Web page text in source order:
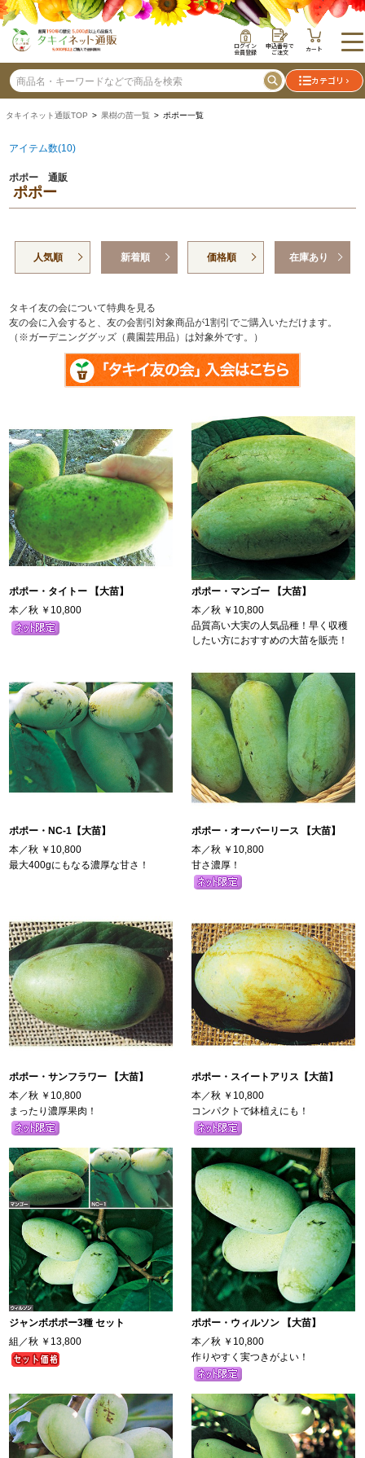
ログイン
会員登録
申込番号で
ご注文 カート
カテゴリ
タキイネット通販TOP > 果樹の苗一覧 > ポポー一覧
アイテム数(10)
ポポー 通販
ポポー
人気順 新着順 価格順 在庫あり
タキイ友の会について特典を見る
友の会に入会すると、友の会割引対象商品が1割引でご購入いただけます。
（※ガーデニンググッズ（農園芸用品）は対象外です。）
ポポー・タイトー 【大苗】
本／秋 ￥10,800
ポポー・マンゴー 【大苗】
本／秋 ￥10,800
品質高い大実の人気品種！早く収穫
したい方におすすめの大苗を販売！
ポポー・NC-1【大苗】
本／秋 ￥10,800
最大400gにもなる濃厚な甘さ！
ポポー・オーバーリース 【大苗】
本／秋 ￥10,800
甘さ濃厚！
ポポー・サンフラワー 【大苗】
本／秋 ￥10,800
まったり濃厚果肉！
ポポー・スイートアリス【大苗】
本／秋 ￥10,800
コンパクトで鉢植えにも！
ジャンボポポー3種 セット
組／秋 ￥13,800
ポポー・ウィルソン 【大苗】
本／秋 ￥10,800
作りやすく実つきがよい！